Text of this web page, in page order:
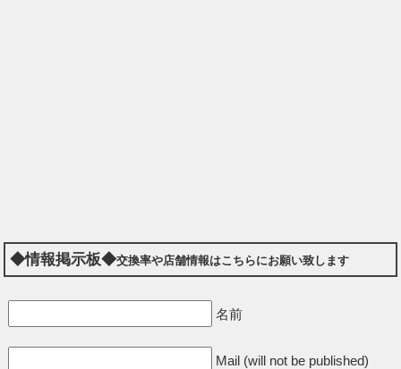
◆情報掲示板◆交換率や店舗情報はこちらにお願い致します
名前
Mail (will not be published)